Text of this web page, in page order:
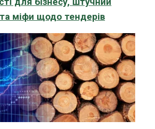
міфи щодо тендерів